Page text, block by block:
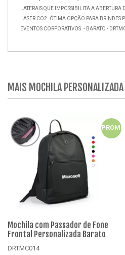
LATERAIS QUE IMPOSSIBILITA A
LASER CO2. ÓTIMA OPÇÃO PARA
EVENTOS CORPORATIVOS. - BARATO -
MAIS MOCHILA
PROMO
Mochila com Passador de Fone
Frontal Personalizada Barato
DRTMC014